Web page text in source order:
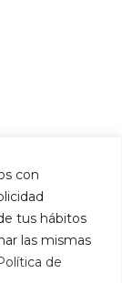
con
tus hábitos
las mismas
de